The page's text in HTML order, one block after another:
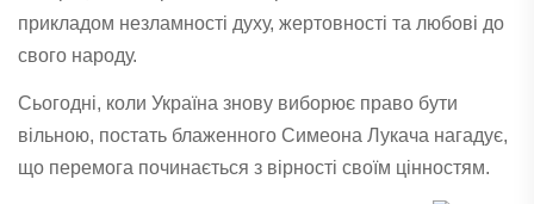
прикладом незламності духу, жертовності та любові до
свого народу.
Сьогодні, коли Україна знову виборює право бути
вільною, постать блаженного Симеона Лукача нагадує,
що перемога починається з вірності своїм цінностям.